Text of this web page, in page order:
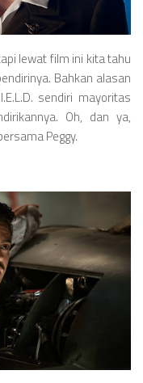
lewat film ini kita tahu
Bahkan alasan
sendiri mayoritas
Oh, dan ya,
Peggy.